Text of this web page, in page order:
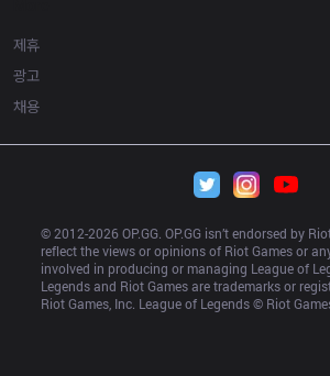
제휴
광고
채용
© 2012-2026 OP.GG. OP.GG isn’t endorsed by
reflect the views or opinions of Riot Games or
involved in producing or managing League of
Legends and Riot Games are trademarks or
Riot Games, Inc. League of Legends © Riot